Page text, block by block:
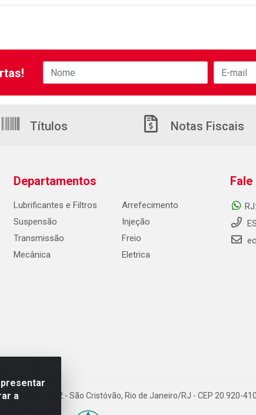
a
Títulos Notas Fiscais
Departamentos
Lubrificantes e Filtros
Suspensão
Transmissão
Mecânica
Arrefecimento
Injeção
Freio
Eletrica
de Campos, 42 - São Cristóvão, Rio de Janeiro/RJ - CEP 20.920-